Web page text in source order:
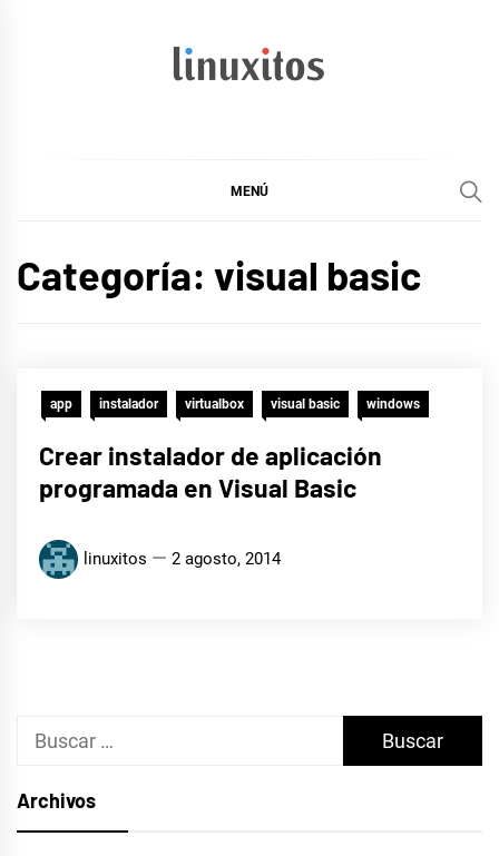
MENÚ
Categoría: visual basic
app instalador virtualbox visual basic windows
Crear instalador de aplicación
programada en Visual Basic
linuxitos 2 agosto, 2014
Buscar:
Archivos